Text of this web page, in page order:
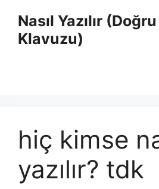
Nasıl Yazılır
Klavuzu)
hiç kimse
yazılır? tdk